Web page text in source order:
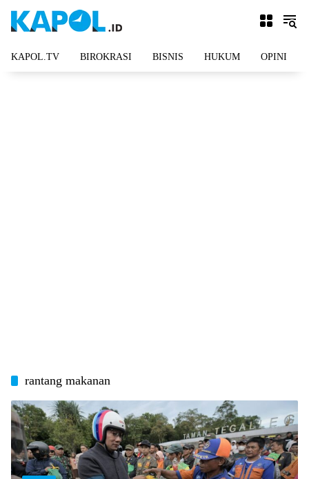
KAPOL.TV BIROKRASI BISNIS HUKUM OPINI
rantang makanan